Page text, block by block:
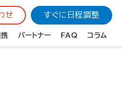
パートナー FAQ コラム
せ すぐに日程調整